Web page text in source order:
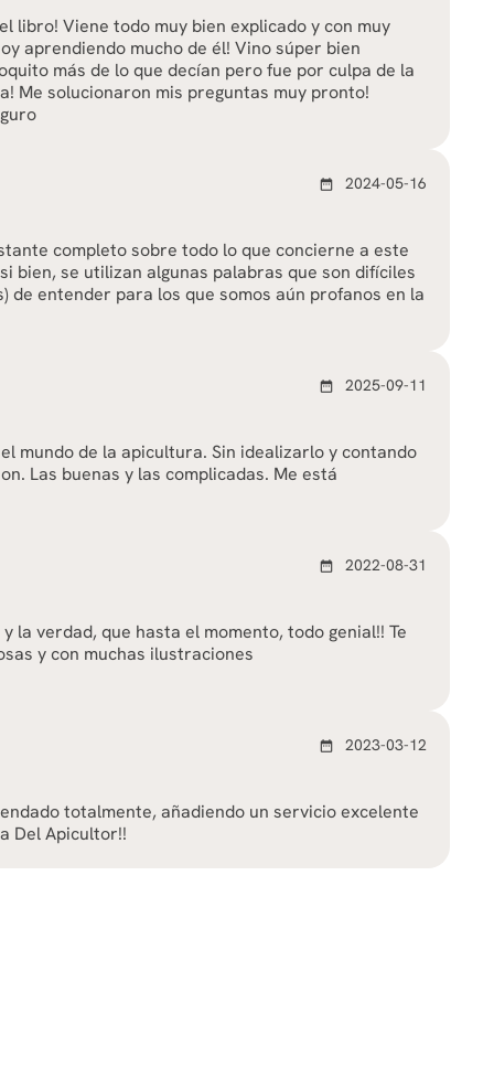
libro! Viene todo muy bien explicado y con muy
aprendiendo mucho de él! Vino súper bien
más de lo que decían pero fue por culpa de la
Me solucionaron mis preguntas muy pronto!
date_range 2024-05-16
completo sobre todo lo que concierne a este
bien, se utilizan algunas palabras que son difíciles
de entender para los que somos aún profanos en la
date_range 2025-09-11
mundo de la apicultura. Sin idealizarlo y contando
Las buenas y las complicadas. Me está
date_range 2022-08-31
la verdad, que hasta el momento, todo genial!! Te
y con muchas ilustraciones
date_range 2023-03-12
totalmente, añadiendo un servicio excelente
Del Apicultor!!